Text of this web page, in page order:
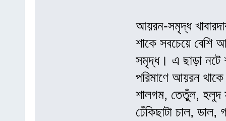
আয়রন-সমৃদ্ধ
শাকে সবচেয়ে
সমৃদ্ধ। এ ছাড়া নটে
পরিমাণে আয়রন
শালগম, তেতুঁল, হলুদ
ঢেঁকিছাটা চাল, ডাল,